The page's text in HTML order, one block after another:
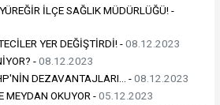
İLÇE SAĞLIK MÜDÜRLÜĞÜ! -
YER DEĞİŞTİRDİ! -08.12.2023
-08.12.2023
DEZAVANTAJLARI… -08.12.2023
MEYDAN OKUYOR -05.12.2023